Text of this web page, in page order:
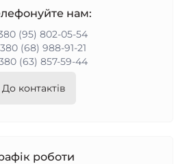
нам:
(95) 802-05-54
(68) 988-91-21
(63) 857-59-44
До контактів
роботи